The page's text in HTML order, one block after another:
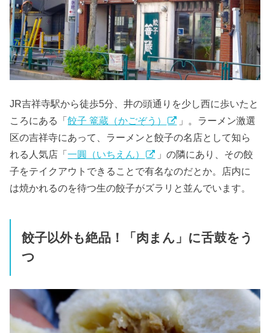
JR吉祥寺駅から徒歩5分、井の頭通りを少し西に歩いたと
ころにある「餃子 篭蔵（かごぞう）
」。ラーメン激選
区の吉祥寺にあって、ラーメンと餃子の名店として知ら
れる人気店「一圓（いちえん）
」の隣にあり、その餃
子をテイクアウトできることで有名なのだとか。店内に
は焼かれるのを待つ生の餃子がズラリと並んでいます。
餃子以外も絶品！「肉まん」に舌鼓をう
つ